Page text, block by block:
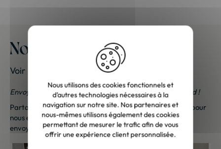
Nos meubles chez vous
Voir les photos de nos clients
Envoyez-nous vos photos ; une petite surprise vous attend !
Partagez vos photos et recevez une surprise !Cliquez ici
pour
nous envoyer vos photos. Une petite attention vous sera
envoyée sous 48h à 72h ouvrées. Merci de votre fidélité !
Nous utilisons des cookies fonctionnels et
d’autres technologies nécessaires à la
navigation sur notre site. Nos partenaires et
nous-mêmes utilisons également des cookies
permettant de mesurer le trafic afin de vous
offrir une expérience client personnalisée.